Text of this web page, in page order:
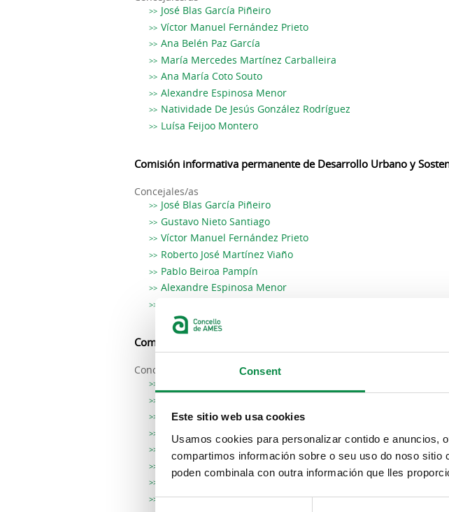
Consent
Este sitio web usa cookies
Usamos cookies para personalizar contido e anuncios,
compartimos información sobre o seu uso do noso
poden combinala con outra información que lles
Consent
José Blas García Piñeiro
Víctor Manuel Fernández Prieto
Ana Belén Paz García
María Mercedes Martínez Carballeira
Ana María Coto Souto
Alexandre Espinosa Menor
Natividade De Jesús González Rodríguez
Luísa Feijoo Montero
Comisión informativa permanente de Desarrollo Urbano y
Concejales/as
José Blas García Piñeiro
Gustavo Nieto Santiago
Víctor Manuel Fernández Prieto
Roberto José Martínez Viaño
Pablo Beiroa Pampín
Alexandre Espinosa Menor
Comisión Informativa permanente de Bienestar, Educación y
Concejales/as
Ana Belén Paz García
María Oliva Agra Costoya
Pablo Beiroa Pampín
Escarlata Pampín López
Rosalía Seijas Tuñas
Luísa Feijoo Montero